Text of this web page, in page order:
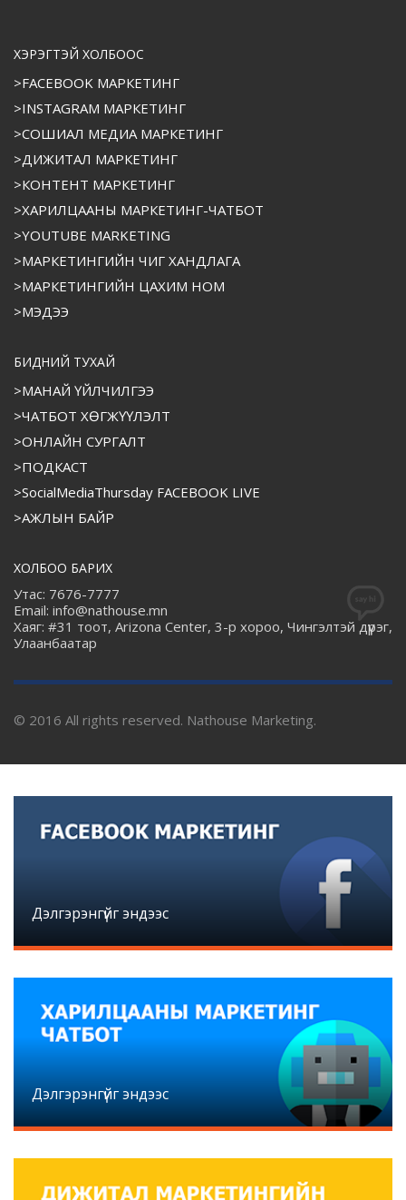
ХЭРЭГТЭЙ ХОЛБООС
>FACEBOOK МАРКЕТИНГ
>INSTAGRAM МАРКЕТИНГ
>СОШИАЛ МЕДИА МАРКЕТИНГ
>ДИЖИТАЛ МАРКЕТИНГ
>КОНТЕНТ МАРКЕТИНГ
>ХАРИЛЦААНЫ МАРКЕТИНГ-ЧАТБОТ
>YOUTUBE MARKETING
>МАРКЕТИНГИЙН ЧИГ ХАНДЛАГА
>МАРКЕТИНГИЙН ЦАХИМ НОМ
>МЭДЭЭ
БИДНИЙ ТУХАЙ
>МАНАЙ ҮЙЛЧИЛГЭЭ
>ЧАТБОТ ХӨГЖҮҮЛЭЛТ
>ОНЛАЙН СУРГАЛТ
>ПОДКАСТ
>SocialMediaThursday FACEBOOK LIVE
>АЖЛЫН БАЙР
ХОЛБОО БАРИХ
Утас: 7676-7777
Email: info@nathouse.mn
Хаяг: #31 тоот, Arizona Center, 3-р хороо, Чингэлтэй дүүрэг,
Улаанбаатар
© 2016 All rights reserved. Nathouse Marketing.
Дэлгэрэнгүйг эндээс
Дэлгэрэнгүйг эндээс